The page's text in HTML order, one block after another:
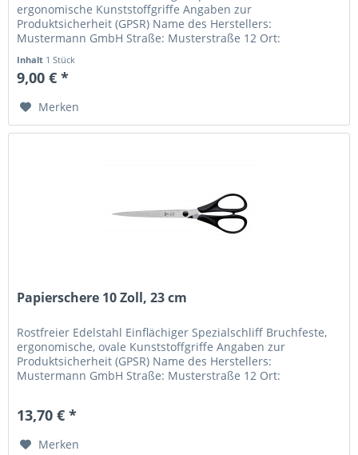
ergonomische Kunststoffgriffe Angaben zur
Produktsicherheit (GPSR) Name des Herstellers:
Mustermann GmbH Straße: Musterstraße 12 Ort:
Inhalt 1 Stück
9,00 € *
Merken
Papierschere 10 Zoll, 23 cm
Rostfreier Edelstahl Einflächiger Spezialschliff Bruchfeste,
ergonomische, ovale Kunststoffgriffe Angaben zur
Produktsicherheit (GPSR) Name des Herstellers:
Mustermann GmbH Straße: Musterstraße 12 Ort:
13,70 € *
Merken